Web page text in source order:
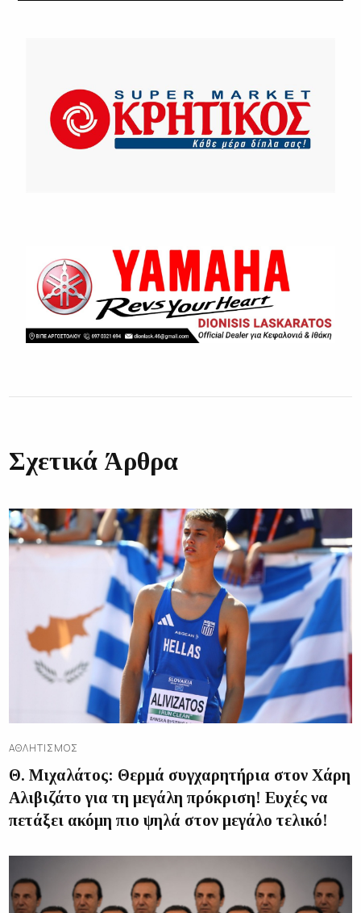
Σχετικά Άρθρα
ΑΘΛΗΤΙΣΜΌΣ
Θ. Μιχαλάτος: Θερμά συγχαρητήρια στον Χάρη
Αλιβιζάτο για τη μεγάλη πρόκριση! Ευχές να
πετάξει ακόμη πιο ψηλά στον μεγάλο τελικό!